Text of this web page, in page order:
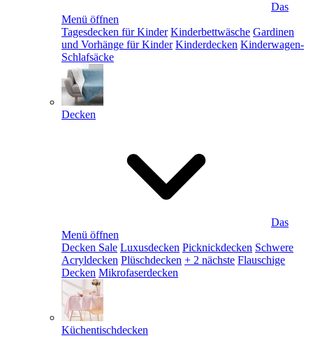
Das
Menü öffnen
Tagesdecken für Kinder Kinderbettwäsche Gardinen
und Vorhänge für Kinder Kinderdecken Kinderwagen-
Schlafsäcke
Decken
Das
Menü öffnen
Decken Sale Luxusdecken Picknickdecken Schwere
Acryldecken Plüschdecken + 2 nächste Flauschige
Decken Mikrofaserdecken
Küchentischdecken